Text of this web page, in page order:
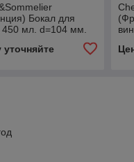
Бокал для
450 мл. d=104 мм.
192/
уточняйте
/6/